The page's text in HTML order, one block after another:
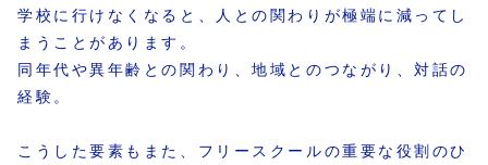
学校に行けなくなると、人との関わりが極端に減ってし
まうことがあります。
同年代や異年齢との関わり、地域とのつながり、対話の
経験。
こうした要素もまた、フリースクールの重要な役割のひ